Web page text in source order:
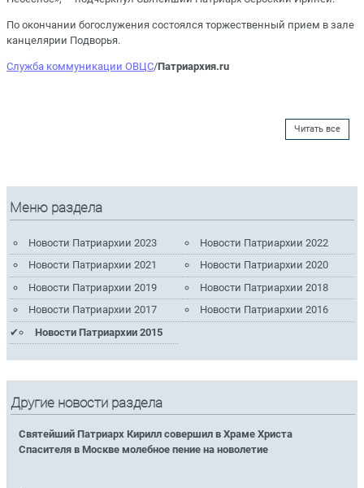
По окончании богослужения состоялся торжественный прием в зале
канцелярии Подворья.
Служба коммуникации ОВЦС/Патриархия.ru
Читать все
Меню раздела
Новости Патриархии 2023
Новости Патриархии 2022
Новости Патриархии 2021
Новости Патриархии 2020
Новости Патриархии 2019
Новости Патриархии 2018
Новости Патриархии 2017
Новости Патриархии 2016
Новости Патриархии 2015
Другие новости раздела
Святейший Патриарх Кирилл совершил в Храме Христа
Спасителя в Москве молебное пение на новолетие